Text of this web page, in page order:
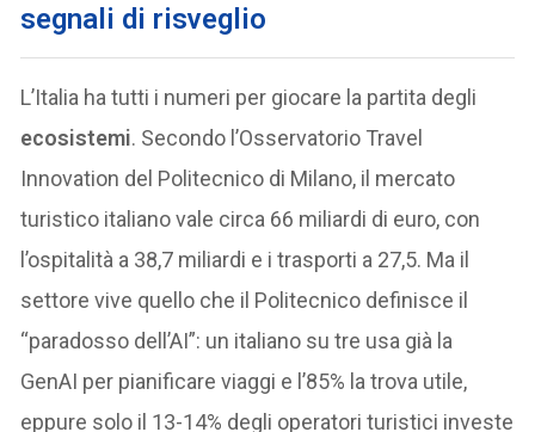
segnali di risveglio
L’Italia ha tutti i numeri per giocare la partita degli
ecosistemi. Secondo l’Osservatorio Travel
Innovation del Politecnico di Milano, il mercato
turistico italiano vale circa 66 miliardi di euro, con
l’ospitalità a 38,7 miliardi e i trasporti a 27,5. Ma il
settore vive quello che il Politecnico definisce il
“paradosso dell’AI”: un italiano su tre usa già la
GenAI per pianificare viaggi e l’85% la trova utile,
eppure solo il 13-14% degli operatori turistici investe